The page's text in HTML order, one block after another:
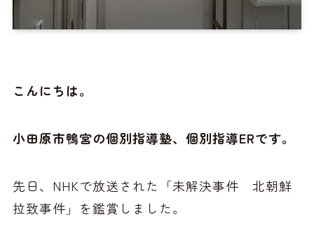
こんにちは。
小田原市鴨宮の個別指導塾、個別指導ERです。
先日、NHKで放送された「未解決事件 北朝鮮
拉致事件」を鑑賞しました。